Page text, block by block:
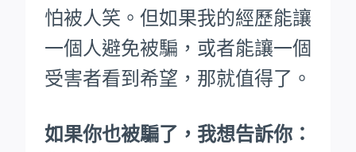
怕被人笑。 但如果我的經歷能讓
一個人避免被騙，或者能讓一個
受害者看到希望，那就值得了。
如果你也被騙了，我想告訴你：